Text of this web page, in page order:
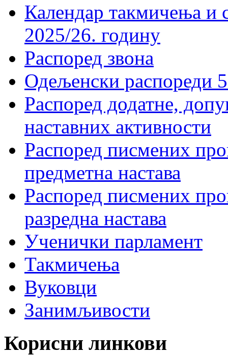
Календар такмичења
2025/26. годину
Распоред звона
Одељенски распореди
Распоред додатне,
наставних активности
Распоред писмених
предметна настава
Распоред писмених
разредна настава
Ученички парламент
Такмичења
Вуковци
Занимљивости
Корисни линкови